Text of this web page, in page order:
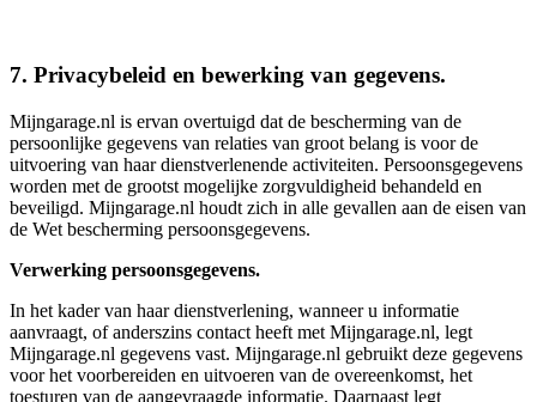
7. Privacybeleid en bewerking van gegevens.
Mijngarage.nl is ervan overtuigd dat de bescherming van de
persoonlijke gegevens van relaties van groot belang is voor de
uitvoering van haar dienstverlenende activiteiten. Persoonsgegevens
worden met de grootst mogelijke zorgvuldigheid behandeld en
beveiligd. Mijngarage.nl houdt zich in alle gevallen aan de eisen van
de Wet bescherming persoonsgegevens.
Verwerking persoonsgegevens.
In het kader van haar dienstverlening, wanneer u informatie
aanvraagt, of anderszins contact heeft met Mijngarage.nl, legt
Mijngarage.nl gegevens vast. Mijngarage.nl gebruikt deze gegevens
voor het voorbereiden en uitvoeren van de overeenkomst, het
toesturen van de aangevraagde informatie. Daarnaast legt